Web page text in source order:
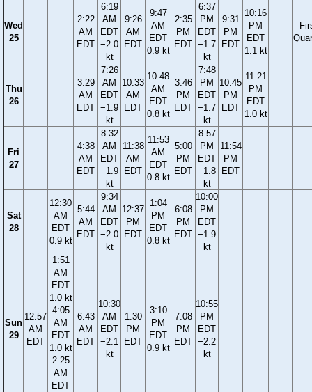
Wed
25
2:22
AM
EDT
6:19
AM
EDT
−2.0
kt
9:26
AM
EDT
9:47
AM
EDT
0.9 kt
2:35
PM
EDT
6:37
PM
EDT
−1.7
kt
9:31
PM
EDT
10:16
PM
EDT
1.1 kt
Thu
26
3:29
AM
EDT
7:26
AM
EDT
−1.9
kt
10:33
AM
EDT
10:48
AM
EDT
0.8 kt
3:46
PM
EDT
7:48
PM
EDT
−1.7
kt
10:45
PM
EDT
11:21
PM
EDT
1.0 kt
Fri
27
4:38
AM
EDT
8:32
AM
EDT
−1.9
kt
11:38
AM
EDT
11:53
AM
EDT
0.8 kt
5:00
PM
EDT
8:57
PM
EDT
−1.8
kt
11:54
PM
EDT
Sat
28
12:30
AM
EDT
0.9 kt
5:44
AM
EDT
9:34
AM
EDT
−2.0
kt
12:37
PM
EDT
1:04
PM
EDT
0.8 kt
6:08
PM
EDT
10:00
PM
EDT
−1.9
kt
Sun
29
12:57
AM
EDT
1:51
AM
EDT
1.0 kt
4:05
AM
EDT
1.0 kt
2:25
AM
EDT
6:43
AM
EDT
10:30
AM
EDT
−2.1
kt
1:30
PM
EDT
3:10
PM
EDT
0.9 kt
7:08
PM
EDT
10:55
PM
EDT
−2.2
kt